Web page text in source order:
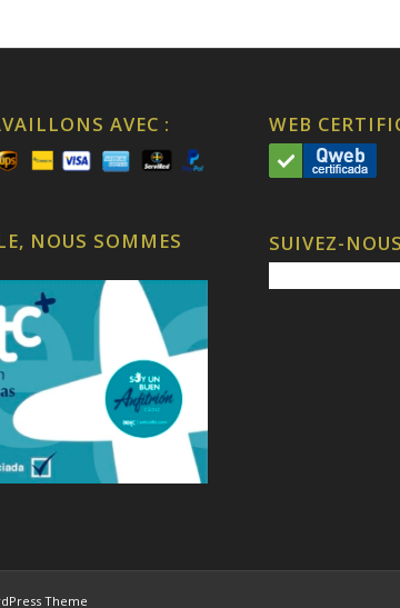
AVEC :
NOUS SOMMES
WEB
SUIVEZ-
Theme